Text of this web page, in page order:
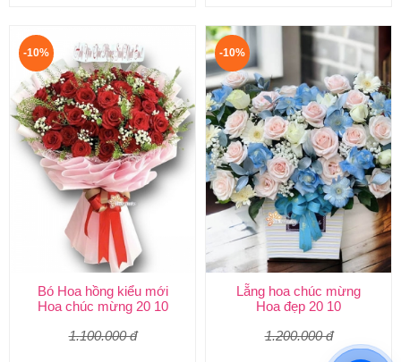
-10%
Bó Hoa hồng kiểu mới
Hoa chúc mừng 20 10
1.100.000 đ
-10%
Lẵng hoa chúc mừng
Hoa đẹp 20 10
1.200.000 đ